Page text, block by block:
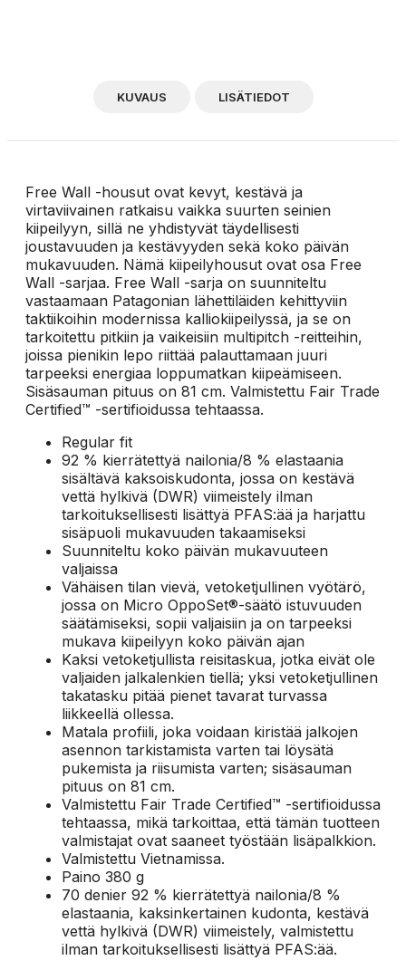
KUVAUS LISÄTIEDOT
Free Wall -housut ovat kevyt, kestävä ja
virtaviivainen ratkaisu vaikka suurten seinien
kiipeilyyn, sillä ne yhdistyvät täydellisesti
joustavuuden ja kestävyyden sekä koko päivän
mukavuuden. Nämä kiipeilyhousut ovat osa Free
Wall -sarjaa. Free Wall -sarja on suunniteltu
vastaamaan Patagonian lähettiläiden kehittyviin
taktiikoihin modernissa kalliokiipeilyssä, ja se on
tarkoitettu pitkiin ja vaikeisiin multipitch -reitteihin,
joissa pienikin lepo riittää palauttamaan juuri
tarpeeksi energiaa loppumatkan kiipeämiseen.
Sisäsauman pituus on 81 cm. Valmistettu Fair Trade
Certified™ -sertifioidussa tehtaassa.
Regular fit
92 % kierrätettyä nailonia/8 % elastaania
sisältävä kaksoiskudonta, jossa on kestävä
vettä hylkivä (DWR) viimeistely ilman
tarkoituksellisesti lisättyä PFAS:ää ja harjattu
sisäpuoli mukavuuden takaamiseksi
Suunniteltu koko päivän mukavuuteen
valjaissa
Vähäisen tilan vievä, vetoketjullinen vyötärö,
jossa on Micro OppoSet®-säätö istuvuuden
säätämiseksi, sopii valjaisiin ja on tarpeeksi
mukava kiipeilyyn koko päivän ajan
Kaksi vetoketjullista reisitaskua, jotka eivät ole
valjaiden jalkalenkien tiellä; yksi vetoketjullinen
takatasku pitää pienet tavarat turvassa
liikkeellä ollessa.
Matala profiili, joka voidaan kiristää jalkojen
asennon tarkistamista varten tai löysätä
pukemista ja riisumista varten; sisäsauman
pituus on 81 cm.
Valmistettu Fair Trade Certified™ -sertifioidussa
tehtaassa, mikä tarkoittaa, että tämän tuotteen
valmistajat ovat saaneet työstään lisäpalkkion.
Valmistettu Vietnamissa.
Paino 380 g
70 denier 92 % kierrätettyä nailonia/8 %
elastaania, kaksinkertainen kudonta, kestävä
vettä hylkivä (DWR) viimeistely, valmistettu
ilman tarkoituksellisesti lisättyä PFAS:ää.